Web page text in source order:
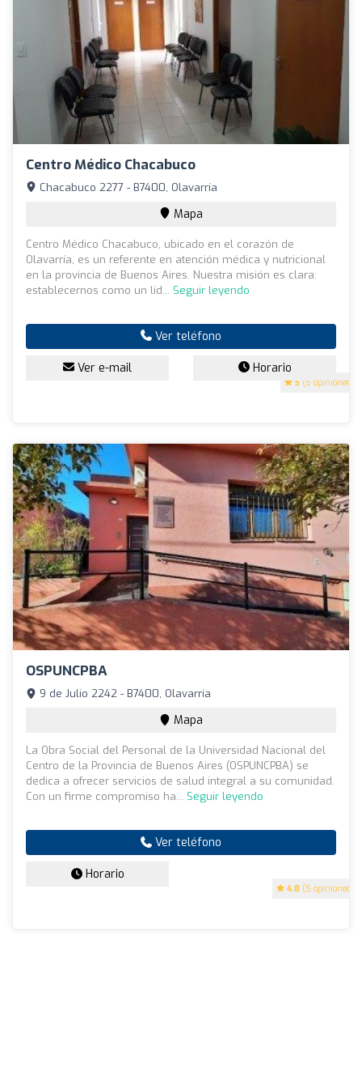
Centro Médico Chacabuco
5 (5 opiniones)
Chacabuco 2277 - B7400, Olavarría
Mapa
Centro Médico Chacabuco, ubicado en el corazón de
Olavarría, es un referente en atención médica y nutricional
en la provincia de Buenos Aires. Nuestra misión es clara:
establecernos como un líd... Seguir leyendo
Ver teléfono
Ver e-mail Horario
OSPUNCPBA
4.8 (5 opiniones)
9 de Julio 2242 - B7400, Olavarría
Mapa
La Obra Social del Personal de la Universidad Nacional del
Centro de la Provincia de Buenos Aires (OSPUNCPBA) se
dedica a ofrecer servicios de salud integral a su comunidad.
Con un firme compromiso ha... Seguir leyendo
Ver teléfono
Horario